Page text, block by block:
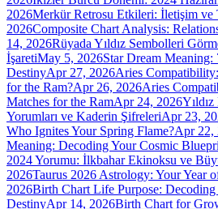
2026Merkür Retrosu Etkileri: İletişim ve
2026Composite Chart Analysis:
14, 2026Rüyada Yıldız Sembolleri
İşaretiMay 5, 2026Star Dream Meaning:
DestinyApr 27, 2026Aries
for the Ram?Apr 26, 2026Aries
Matches for the RamApr 24, 2026
Yorumları ve Kaderin ŞifreleriApr 23,
Who Ignites Your Spring Flame?Apr 22,
Meaning: Decoding Your Cosmic
2024 Yorumu: İlkbahar Ekinoksu ve
2026Taurus 2026 Astrology: Your Year
2026Birth Chart Life Purpose:
DestinyApr 14, 2026Birth Chart for